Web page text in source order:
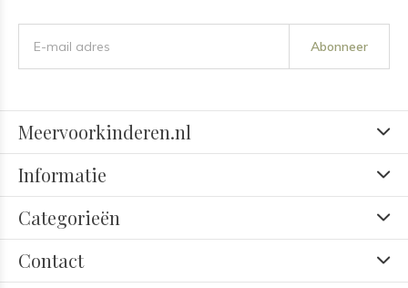
Abonneer
Meervoorkinderen.nl
Informatie
Categorieën
Contact